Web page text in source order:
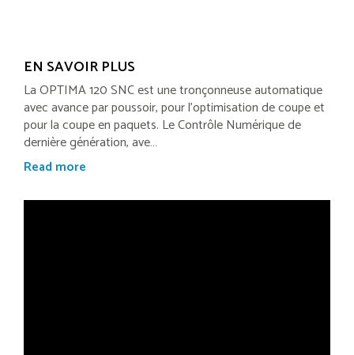
EN SAVOIR PLUS
La OPTIMA 120 SNC est une tronçonneuse automatique
avec avance par poussoir, pour l'optimisation de coupe et
pour la coupe en paquets. Le Contrôle Numérique de
dernière génération, ave…
Read more